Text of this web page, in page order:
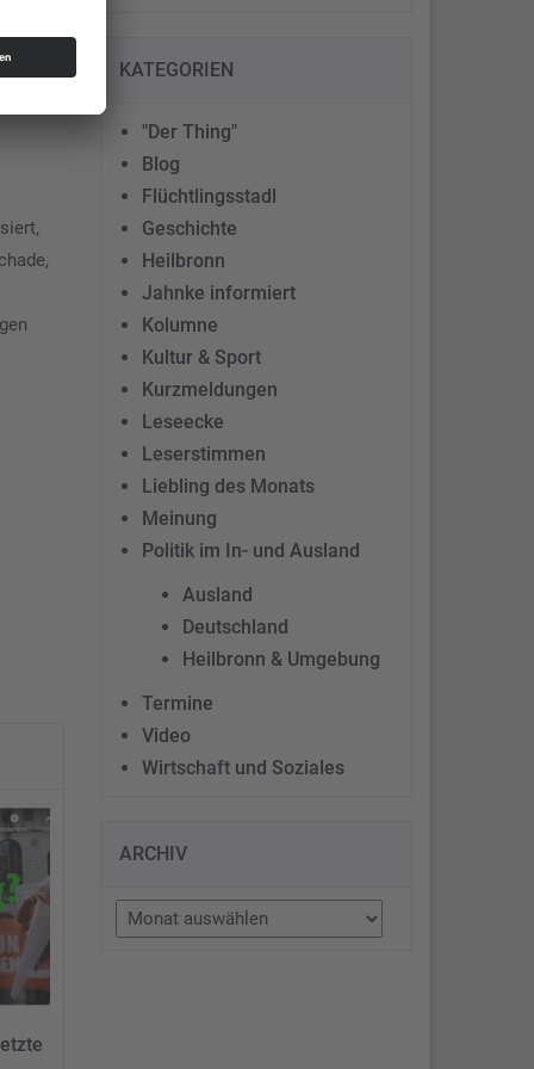
KATEGORIEN
"Der Thing"
Blog
Flüchtlingsstadl
Geschichte
Heilbronn
Jahnke informiert
Kolumne
Kultur & Sport
Kurzmeldungen
Leseecke
Leserstimmen
Liebling des Monats
Meinung
Politik im In- und Ausland
Ausland
Deutschland
Heilbronn & Umgebung
Termine
Video
Wirtschaft und Soziales
ARCHIV
Archiv